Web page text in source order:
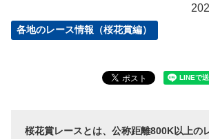
各地のレース情報（桜花賞編）
桜花賞レースとは、公称距離800K以上の